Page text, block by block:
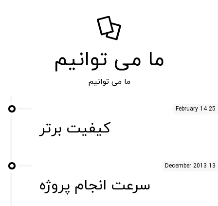
ما می توانیم
ما می توانیم
25 February 14
کیفیت برتر
13 December 2013
سرعت انجام پروژه